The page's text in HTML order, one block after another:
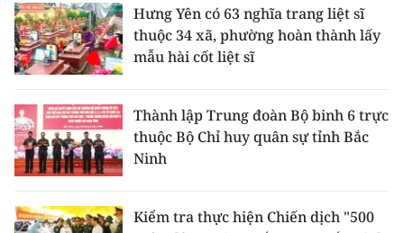
Hưng Yên có 63 nghĩa trang liệt sĩ
thuộc 34 xã, phường hoàn thành lấy
mẫu hài cốt liệt sĩ
Thành lập Trung đoàn Bộ binh 6 trực
thuộc Bộ Chỉ huy quân sự tỉnh Bắc
Ninh
Kiểm tra thực hiện Chiến dịch "500